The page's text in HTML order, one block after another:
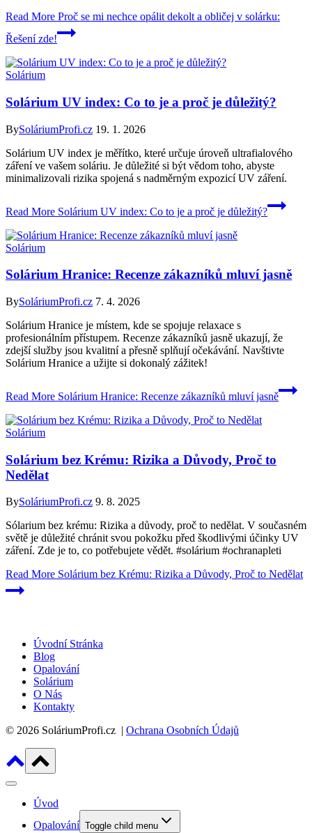
Read More Proč se mi nechce opálit dekolt a obličej v solárku:
Řešení zde!
Solárium
Solárium UV index: Co to je a proč je důležitý?
BySoláriumProfi.cz 19. 1. 2026
Solárium UV index je měřítko, které určuje úroveň ultrafialového
záření ve vašem soláriu. Je důležité si být vědom toho, abyste
minimalizovali rizika spojená s nadměrným expozicí UV záření.
Read More Solárium UV index: Co to je a proč je důležitý?
Solárium
Solárium Hranice: Recenze zákazníků mluví jasně
BySoláriumProfi.cz 7. 4. 2026
Solárium Hranice je místem, kde se spojuje relaxace s
profesionálním přístupem. Recenze zákazníků jasně ukazují, že
zdejší služby jsou kvalitní a přesně splňují očekávání. Navštivte
Solárium Hranice a užijte si dokonalý zážitek!
Read More Solárium Hranice: Recenze zákazníků mluví jasně
Solárium
Solárium bez Krému: Rizika a Důvody, Proč to
Nedělat
BySoláriumProfi.cz 9. 8. 2025
Sólarium bez krému: Rizika a důvody, proč to nedělat. V současném
světě je důležité chránit svou pokožku před škodlivými účinky UV
záření. Zde je to, co potřebujete vědět. #solárium #ochranapleti
Read More Solárium bez Krému: Rizika a Důvody, Proč to Nedělat
Úvodní Stránka
Blog
Opalování
Solárium
O Nás
Kontakty
© 2026 SoláriumProfi.cz | Ochrana Osobních Údajů
Úvod
Opalování Toggle child menu